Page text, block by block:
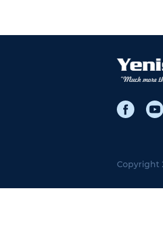
Copyright